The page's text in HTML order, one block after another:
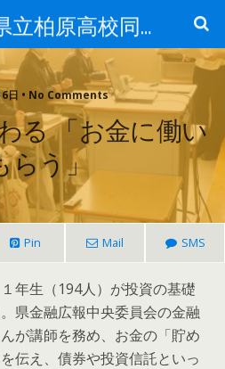
柏陵 - 兵庫県立柏原高校同窓会
日 • No Comments
る 「お金に働い
らう」
Pin Mail SMS
年生（194人）が投資の基礎
県金融広報中央委員会の金融
が講師を務め、お金の「貯め
伝え、債券や投資信託といっ